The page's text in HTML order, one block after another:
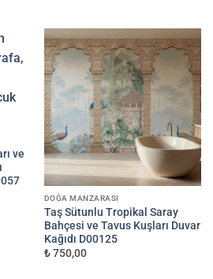
ve
DOĞA MANZARASI
Taş Sütunlu Tropikal Saray
Bahçesi ve Tavus Kuşları Duvar
Kağıdı D00125
₺ 750,00